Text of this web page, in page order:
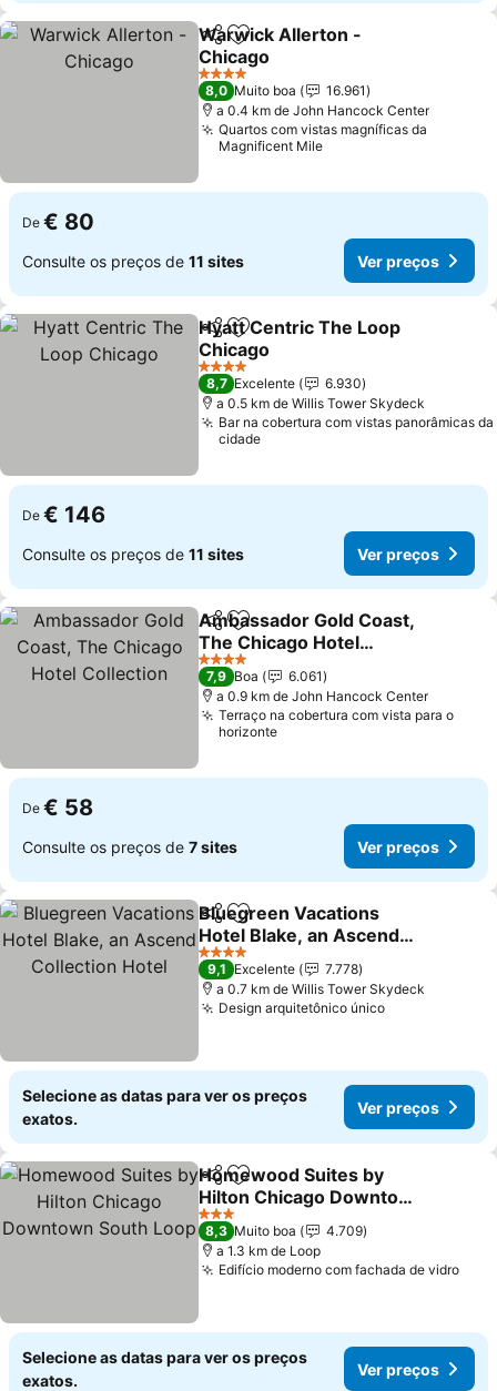
PartilharAdicionar aos favoritos
Warwick Allerton -
Chicago
Ver preços
4 Estrelas
8,0 Muito boa
16.961
a 0.4 km de John Hancock Center
Quartos com vistas magníficas da
Magnificent Mile
De € 80
Consulte os preços de 11 sites Ver preços
PartilharAdicionar aos favoritos
Hyatt Centric The Loop
Chicago
Ver preços
4 Estrelas
8,7 Excelente
6.930
a 0.5 km de Willis Tower Skydeck
Bar na cobertura com vistas panorâmicas da
cidade
De € 146
Consulte os preços de 11 sites Ver preços
PartilharAdicionar aos favoritos
Ambassador Gold Coast,
The Chicago Hotel
Collection
Ver preços
4 Estrelas
7,9 Boa
6.061
a 0.9 km de John Hancock Center
Terraço na cobertura com vista para o
horizonte
De € 58
Consulte os preços de 7 sites Ver preços
PartilharAdicionar aos favoritos
Bluegreen Vacations
Hotel Blake, an Ascend
Collection Hotel
Ver preços
4 Estrelas
9,1 Excelente
7.778
a 0.7 km de Willis Tower Skydeck
Design arquitetônico únicoVer preços
Selecione as datas para ver os preços
exatos.
Ver preços
PartilharAdicionar aos favoritos
Homewood Suites by
Hilton Chicago Downtown
South Loop
Ver preços
3 Estrelas
8,3 Muito boa
4.709
a 1.3 km de Loop
Edifício moderno com fachada de vidroVer
Selecione as datas para ver os preços
exatos.
Ver preços